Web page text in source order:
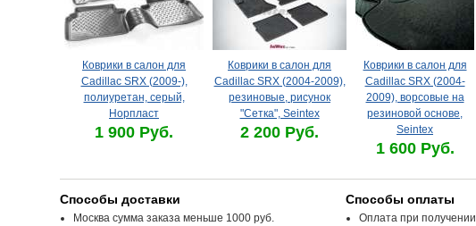
Коврики в салон для
Cadillac SRX (2009-),
полиуретан, серый,
Норпласт
1 900 Руб.
Коврики в салон для
Cadillac SRX (2004-2009),
резиновые, рисунок
"Сетка", Seintex
2 200 Руб.
Коврики в салон для
Cadillac SRX (2004-
2009), ворсовые на
резиновой основе,
Seintex
1 600 Руб.
Способы доставки
Москва сумма заказа меньше 1000 руб.
Способы оплаты
Оплата при получении